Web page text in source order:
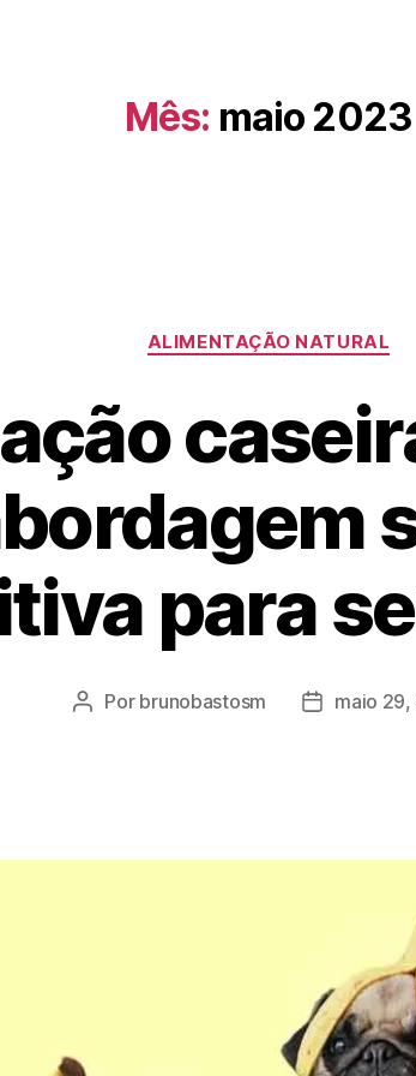
Mês: maio 2023
ALIMENTAÇÃO NATURAL
para
Por brunobastosm maio